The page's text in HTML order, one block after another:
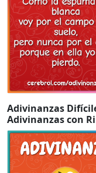
Adivinanzas
Adivinanzas con